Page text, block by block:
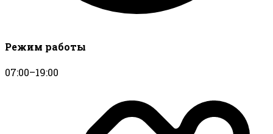
Режим работы
07:00–19:00